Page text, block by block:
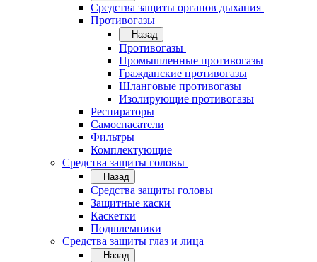
Средства защиты органов дыхания
Противогазы
Назад
Противогазы
Промышленные противогазы
Гражданские противогазы
Шланговые противогазы
Изолирующие противогазы
Респираторы
Самоспасатели
Фильтры
Комплектующие
Средства защиты головы
Назад
Средства защиты головы
Защитные каски
Каскетки
Подшлемники
Средства защиты глаз и лица
Назад